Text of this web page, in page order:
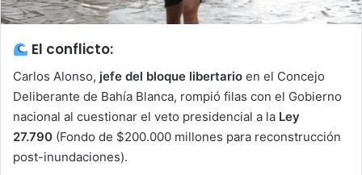
El conflicto:
Carlos Alonso, jefe del bloque libertario en el Concejo
Deliberante de Bahía Blanca, rompió filas con el Gobierno
nacional al cuestionar el veto presidencial a la Ley
27.790 (Fondo de $200.000 millones para reconstrucción
post-inundaciones).